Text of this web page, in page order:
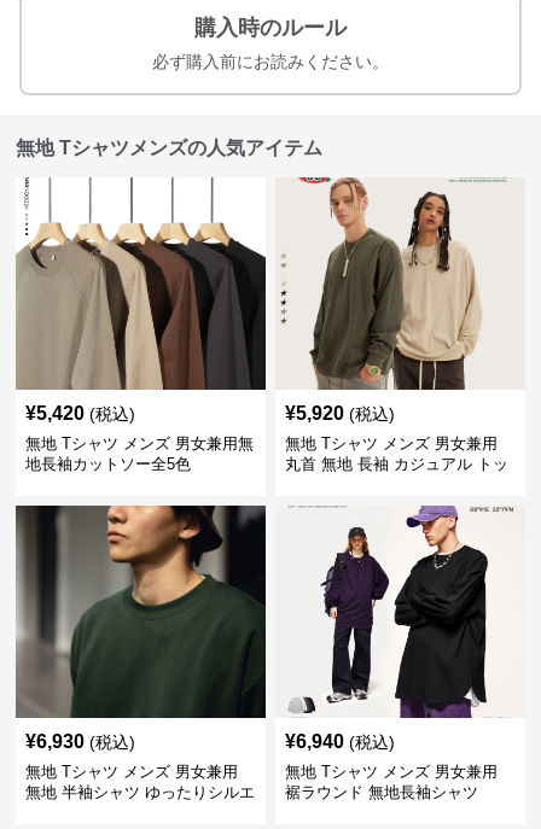
購入時のルール
必ず購入前にお読みください。
無地 Tシャツメンズの人気アイテム
¥5,420 (税込)
無地 Tシャツ メンズ 男女兼用無
地長袖カットソー全5色
¥5,920 (税込)
無地 Tシャツ メンズ 男女兼用
丸首 無地 長袖 カジュアル トッ
¥6,930 (税込)
無地 Tシャツ メンズ 男女兼用
無地 半袖シャツ ゆったりシルエ
¥6,940 (税込)
無地 Tシャツ メンズ 男女兼用
裾ラウンド 無地長袖シャツ